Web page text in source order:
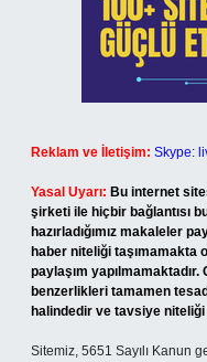
Reklam ve İletişim: Skype:
Yasal Uyarı: Bu internet
şirketi ile hiçbir bağlantısı
hazırladığımız makaleler
haber niteliği taşımamakta
paylaşım
benzerlikleri tamamen
halindedir ve tavsiye niteliği
Sitemiz, 5651 Sayılı Kanun